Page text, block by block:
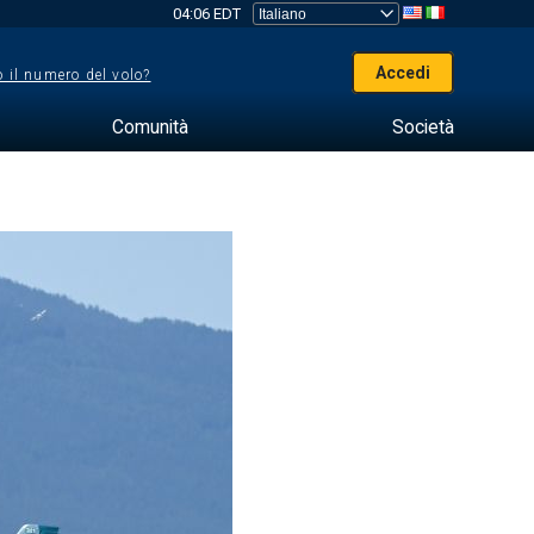
04:06 EDT
il numero del volo? Accedi
Comunità Società